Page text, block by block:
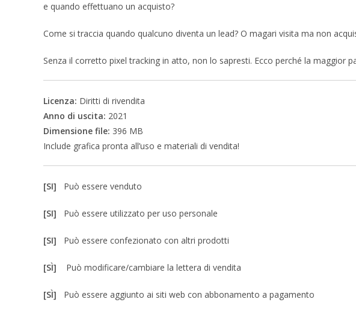
e quando effettuano un acquisto?
Come si traccia quando qualcuno diventa un lead? O magari visita ma non
Senza il corretto pixel tracking in atto, non lo sapresti. Ecco perché la maggior
Licenza: Diritti di rivendita
Anno di uscita: 2021
Dimensione file: 396 MB
Include grafica pronta all’uso e materiali di vendita!
[SI] Può essere venduto
[SI] Può essere utilizzato per uso personale
[SI] Può essere confezionato con altri prodotti
[SÌ] Può modificare/cambiare la lettera di vendita
[SÌ] Può essere aggiunto ai siti web con abbonamento a pagamento